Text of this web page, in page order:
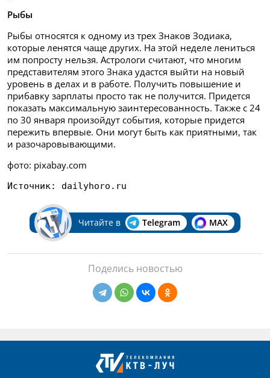
Рыбы
Рыбы относятся к одному из трех Знаков Зодиака,
которые ленятся чаще других. На этой неделе лениться
им попросту нельзя. Астрологи считают, что многим
представителям этого Знака удастся выйти на новый
уровень в делах и в работе. Получить повышение и
прибавку зарплаты просто так не получится. Придется
показать максимальную заинтересованность. Также с 24
по 30 января произойдут события, которые придется
пережить впервые. Они могут быть как приятными, так
и разочаровывающими.
фото: pixabay.com
Источник: dailyhoro.ru
Читайте в Telegram MAX
Поделись новостью